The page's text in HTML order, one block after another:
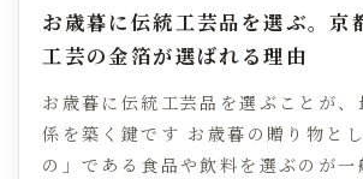
お歳暮に伝統工芸品を選ぶ。京
工芸の金箔が選ばれる理由
お歳暮に伝統工芸品を選ぶことが
係を築く鍵です お歳暮の贈り物と
の」である食品や飲料を選ぶのが